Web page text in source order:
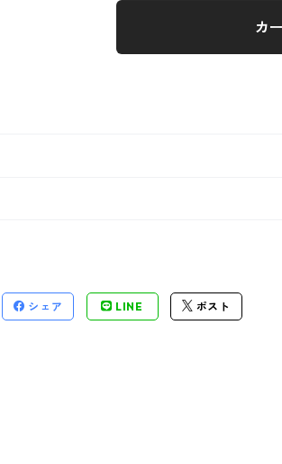
カ
シェア LINE ポスト